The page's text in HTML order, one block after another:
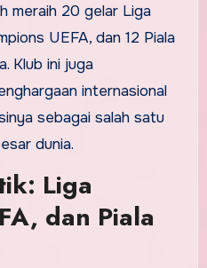
meraih 20 gelar Liga
UEFA, dan 12 Piala
Klub ini juga
internasional
sebagai salah satu
dunia.
Liga
dan Piala